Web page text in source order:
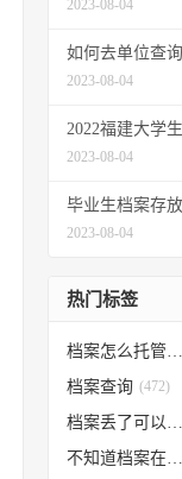
2023-08-04
如何去单位查
2023-08-04
2022福建大学
2023-08-04
毕业生档案存
2023-08-04
热门标签
档案怎么托管
档案查询 (472)
档案丢了可以补办吗
不知道档案在哪里